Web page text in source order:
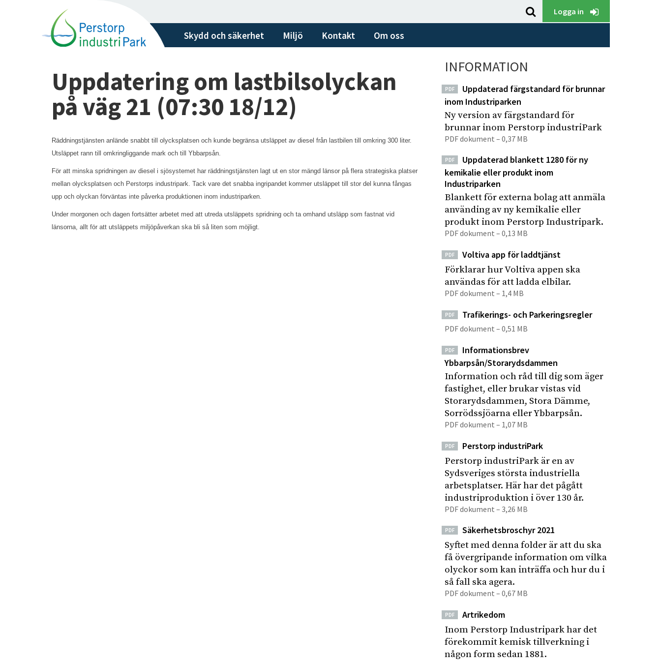
o
p
p
i
h
v
u
d
i
n
n
e
P
r
s
t
o
p
I
n
d
u
s
t
i
p
a
r
k
K
l
f
r
a
t
s
ö
k
a
s
i
t
n
Logga in
Skydd och säkerhet Miljö Kontakt Om oss
Uppdatering om lastbilsolyckan
på väg 21 (07:30 18/12)
Räddningstjänsten anlände snabbt till olycksplatsen och kunde begränsa utsläppet av diesel från lastbilen till omkring 300 liter.
Utsläppet rann till omkringliggande mark och till Ybbarpsån.
För att minska spridningen av diesel i sjösystemet har räddningstjänsten lagt ut en stor mängd länsor på flera strategiska platser
mellan olycksplatsen och Perstorps industripark. Tack vare det snabba ingripandet kommer utsläppet till stor del kunna fångas
upp och olyckan förväntas inte påverka produktionen inom industriparken. ​
Under morgonen och dagen fortsätter arbetet med att utreda utsläppets spridning och ta omhand utsläpp som fastnat vid
länsorna, allt för att utsläppets miljöpåverkan ska bli så liten som möjligt.
INFORMATION
PDF
Uppdaterad färgstandard för brunnar
inom Industriparken
Ny version av färgstandard för
brunnar inom Perstorp industriPark
PDF dokument – 0,37 MB
PDF
Uppdaterad blankett 1280 för ny
kemikalie eller produkt inom
Industriparken
Blankett för externa bolag att anmäla
använding av ny kemikalie eller
produkt inom Perstorp Industripark.
PDF dokument – 0,13 MB
PDF
Voltiva app för laddtjänst
Förklarar hur Voltiva appen ska
användas för att ladda elbilar.
PDF dokument – 1,4 MB
PDF Trafikerings- och Parkeringsregler
PDF dokument – 0,51 MB
PDF
Informationsbrev
Ybbarpsån/Storarydsdammen
Information och råd till dig som äger
fastighet, eller brukar vistas vid
Storarydsdammen, Stora Dämme,
Sorrödssjöarna eller Ybbarpsån.
PDF dokument – 1,07 MB
PDF
Perstorp industriPark
Perstorp industriPark är en av
Sydsveriges största industriella
arbetsplatser. Här har det pågått
industriproduktion i över 130 år.
PDF dokument – 3,26 MB
PDF
Säkerhetsbroschyr 2021
Syftet med denna folder är att du ska
få övergripande information om vilka
olyckor som kan inträffa och hur du i
så fall ska agera.
PDF dokument – 0,67 MB
PDF
Artrikedom
Inom Perstorp Industripark har det
förekommit kemisk tillverkning i
någon form sedan 1881.